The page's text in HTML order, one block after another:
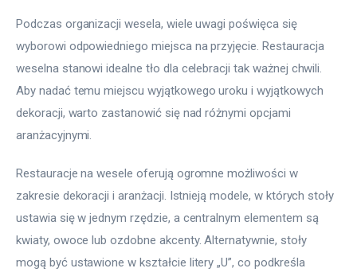
Podczas organizacji wesela, wiele uwagi poświęca się
wyborowi odpowiedniego miejsca na przyjęcie. Restauracja
weselna stanowi idealne tło dla celebracji tak ważnej chwili.
Aby nadać temu miejscu wyjątkowego uroku i wyjątkowych
dekoracji, warto zastanowić się nad różnymi opcjami
aranżacyjnymi.
Restauracje na wesele oferują ogromne możliwości w
zakresie dekoracji i aranżacji. Istnieją modele, w których stoły
ustawia się w jednym rzędzie, a centralnym elementem są
kwiaty, owoce lub ozdobne akcenty. Alternatywnie, stoły
mogą być ustawione w kształcie litery „U”, co podkreśla